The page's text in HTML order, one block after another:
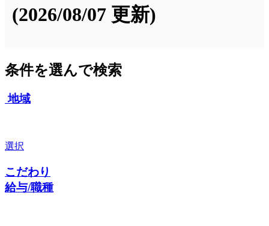
(2026/08/07 更新)
条件を選んで検索
地域
選択
こだわり
給与/職種